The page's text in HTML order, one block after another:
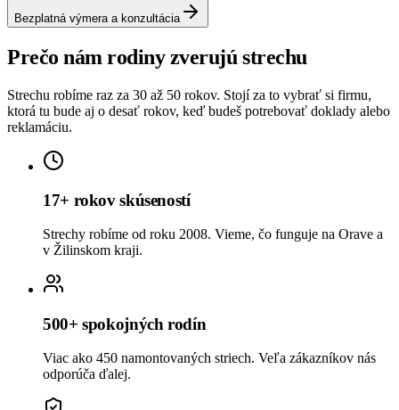
Bezplatná výmera a konzultácia
Prečo nám rodiny zverujú strechu
Strechu robíme raz za 30 až 50 rokov. Stojí za to vybrať si firmu,
ktorá tu bude aj o desať rokov, keď budeš potrebovať doklady alebo
reklamáciu.
17+ rokov skúseností
Strechy robíme od roku 2008. Vieme, čo funguje na Orave a
v Žilinskom kraji.
500+ spokojných rodín
Viac ako 450 namontovaných striech. Veľa zákazníkov nás
odporúča ďalej.